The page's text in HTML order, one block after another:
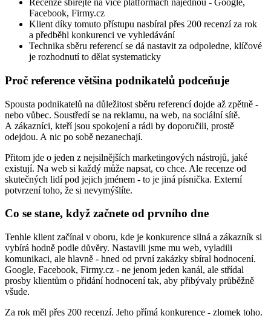
Recenze sbírejte na více platformách najednou - Google,
Facebook, Firmy.cz
Klient díky tomuto přístupu nasbíral přes 200 recenzí za rok
a předběhl konkurenci ve vyhledávání
Technika sběru referencí se dá nastavit za odpoledne, klíčové
je rozhodnutí to dělat systematicky
Proč reference většina podnikatelů podceňuje
Spousta podnikatelů na důležitost sběru referencí dojde až zpětně -
nebo vůbec. Soustředí se na reklamu, na web, na sociální sítě.
A zákazníci, kteří jsou spokojení a rádi by doporučili, prostě
odejdou. A nic po sobě nezanechají.
Přitom jde o jeden z nejsilnějších marketingových nástrojů, jaké
existují. Na web si každý může napsat, co chce. Ale recenze od
skutečných lidí pod jejich jménem - to je jiná písnička. Externí
potvrzení toho, že si nevymýšlíte.
Co se stane, když začnete od prvního dne
Tenhle klient začínal v oboru, kde je konkurence silná a zákazník si
vybírá hodně podle důvěry. Nastavili jsme mu web, vyladili
komunikaci, ale hlavně - hned od první zakázky sbíral hodnocení.
Google, Facebook, Firmy.cz - ne jenom jeden kanál, ale střídal
prosby klientům o přidání hodnocení tak, aby přibývaly průběžně
všude.
Za rok měl přes 200 recenzí. Jeho přímá konkurence - zlomek toho.